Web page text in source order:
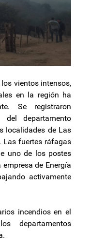
vientos intensos,
en la región ha
Se registraron
departamento
localidades de Las
Las fuertes ráfagas
uno de los postes
de Energía
activamente
incendios en el
departamentos